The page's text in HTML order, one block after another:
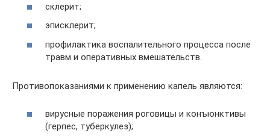
склерит;
эписклерит;
профилактика воспалительного процесса после
травм и оперативных вмешательств.
Противопоказаниями к применению капель являются:
вирусные поражения роговицы и конъюнктивы
(герпес, туберкулез);